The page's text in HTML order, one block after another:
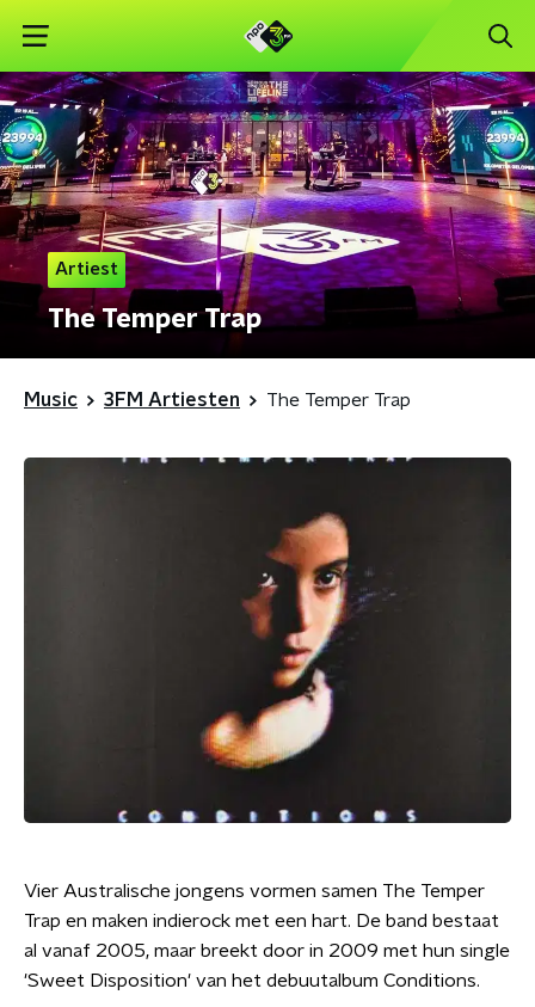
Artiest
The Temper Trap
Music 3FM Artiesten The Temper Trap
Vier Australische jongens vormen samen The Temper
Trap en maken indierock met een hart. De band bestaat
al vanaf 2005, maar breekt door in 2009 met hun single
'Sweet Disposition' van het debuutalbum Conditions.